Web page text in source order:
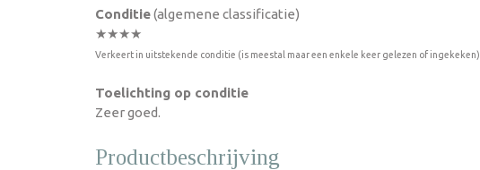
Conditie(algemene classificatie)
★★★★
Verkeert in uitstekende conditie (is meestal maar een enkele keer gelezen of ingekeken)
Toelichting op conditie
Zeer goed.
Productbeschrijving